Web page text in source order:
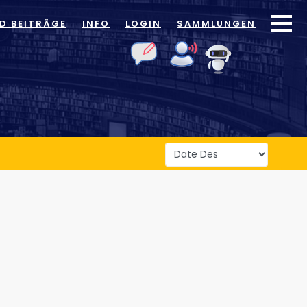
BEITRÄGE INFO LOGIN SAMMLUNGEN